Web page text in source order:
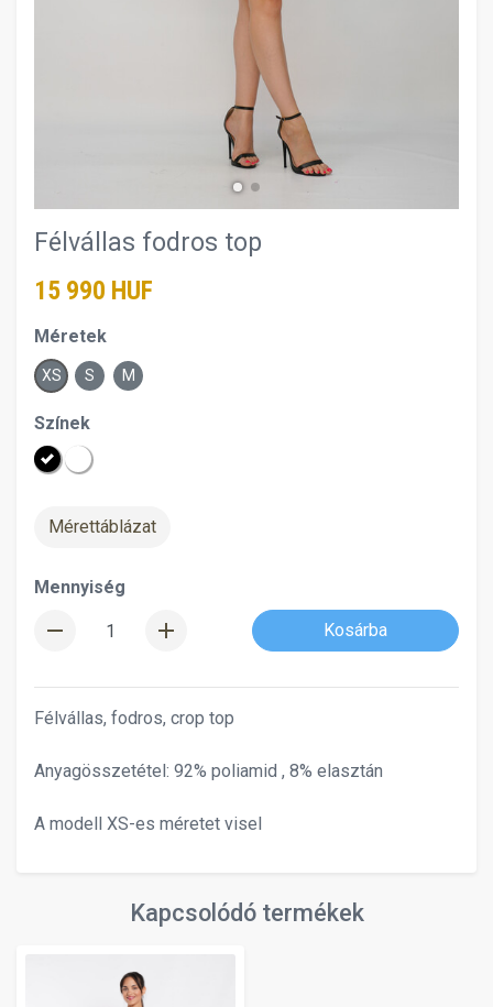
Félvállas fodros top
15 990 HUF
Méretek
XS S M
Színek
Mérettáblázat
Mennyiség
remove add Kosárba
Félvállas, fodros, crop top
Anyagösszetétel: 92% poliamid , 8% elasztán
A modell XS-es méretet visel
Kapcsolódó termékek